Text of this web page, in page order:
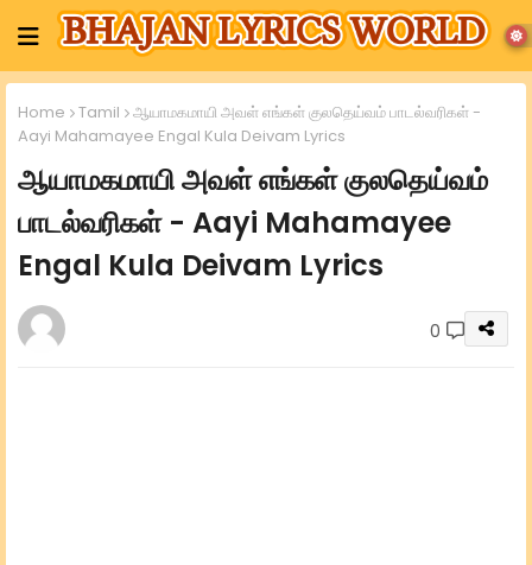
Home Tamil
ஆயாமகமாயி அவள் எங்கள் குலதெய்வம் பாடல்வரிகள் -
Aayi Mahamayee Engal Kula Deivam Lyrics
ஆயாமகமாயி அவள் எங்கள் குலதெய்வம்
பாடல்வரிகள் - Aayi Mahamayee
Engal Kula Deivam Lyrics
0